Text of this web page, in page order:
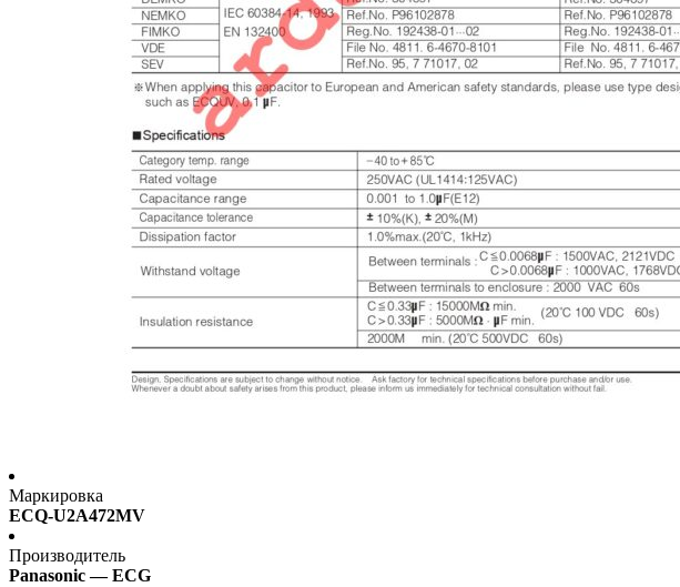
Маркировка
ECQ-U2A472MV
Производитель
Panasonic — ECG